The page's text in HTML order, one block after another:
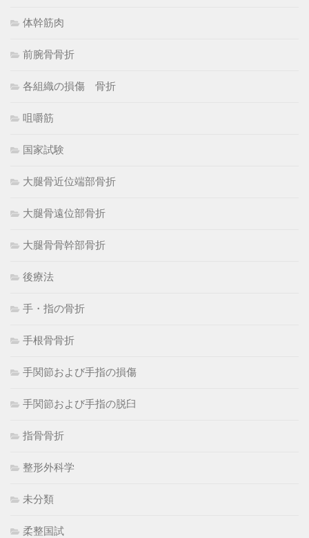
体幹筋肉
前腕骨骨折
各組織の損傷 骨折
咀嚼筋
国家試験
大腿骨近位端部骨折
大腿骨遠位部骨折
大腿骨骨幹部骨折
後療法
手・指の骨折
手根骨骨折
手関節および手指の損傷
手関節および手指の脱臼
指骨骨折
整形外科学
未分類
柔整国試